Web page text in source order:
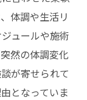
体調や生活リ
ュールや施術
然の体調変化
が寄せられて
となっていま